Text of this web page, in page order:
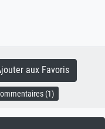
aux Favoris
(1)